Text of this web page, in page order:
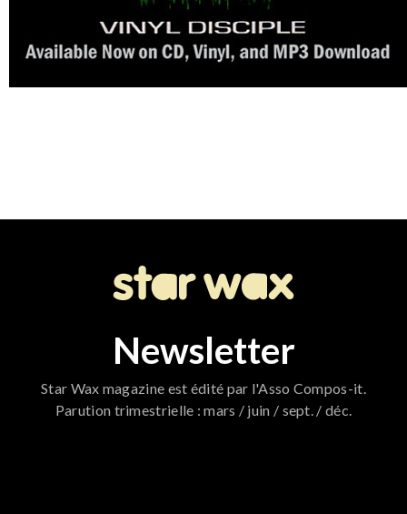
Newsletter
Star Wax magazine est édité par l'Asso Compos-it.
Parution trimestrielle : mars / juin / sept. / déc.